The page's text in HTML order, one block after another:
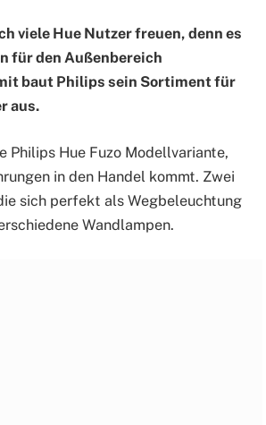
viele Hue Nutzer freuen, denn es
für den Außenbereich
baut Philips sein Sortiment für
aus.
Philips Hue Fuzo Modellvariante,
in den Handel kommt. Zwei
sich perfekt als Wegbeleuchtung
Wandlampen.